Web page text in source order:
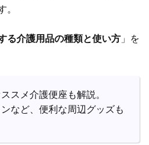
。
る介護用品の種類と使い方 」を
スメ介護便座も解説。
など、便利な周辺グッズも